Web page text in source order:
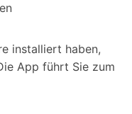
installiert haben,
App führt Sie zum